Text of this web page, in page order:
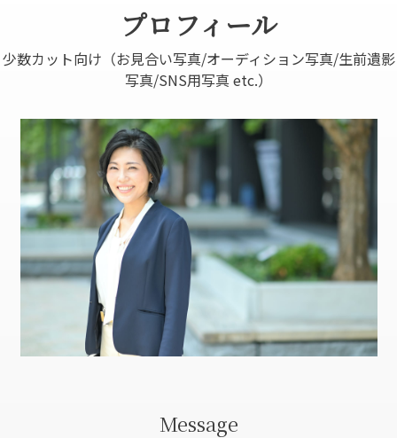
プロフィール
少数カット向け（お見合い写真/オーディション写真/生前遺影
写真/SNS用写真 etc.）
Message